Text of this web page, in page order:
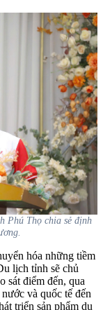
Phú Thọ chia sẻ định
hóa những tiềm
lịch tỉnh sẽ chủ
sát điểm đến, qua
và quốc tế đến
triển sản phẩm du